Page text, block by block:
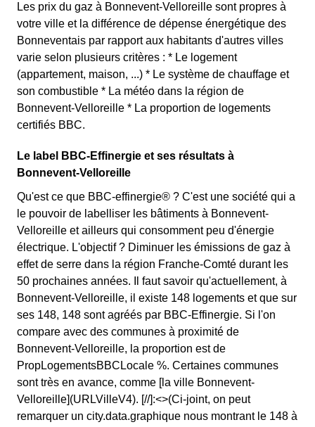
Les prix du gaz à Bonnevent-Velloreille sont propres à
votre ville et la différence de dépense énergétique des
Bonneventais par rapport aux habitants d'autres villes
varie selon plusieurs critères : * Le logement
(appartement, maison, ...) * Le système de chauffage et
son combustible * La météo dans la région de
Bonnevent-Velloreille * La proportion de logements
certifiés BBC.
Le label BBC-Effinergie et ses résultats à
Bonnevent-Velloreille
Qu'est ce que BBC-effinergie® ? C'est une société qui a
le pouvoir de labelliser les bâtiments à Bonnevent-
Velloreille et ailleurs qui consomment peu d'énergie
électrique. L'objectif ? Diminuer les émissions de gaz à
effet de serre dans la région Franche-Comté durant les
50 prochaines années. Il faut savoir qu'actuellement, à
Bonnevent-Velloreille, il existe 148 logements et que sur
ses 148, 148 sont agréés par BBC-Effinergie. Si l'on
compare avec des communes à proximité de
Bonnevent-Velloreille, la proportion est de
PropLogementsBBCLocale %. Certaines communes
sont très en avance, comme [la ville Bonnevent-
Velloreille](URLVilleV4). [//]:<>(Ci-joint, on peut
remarquer un city.data.graphique nous montrant le 148 à